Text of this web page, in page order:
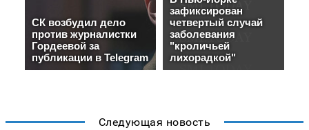
Следующая новость